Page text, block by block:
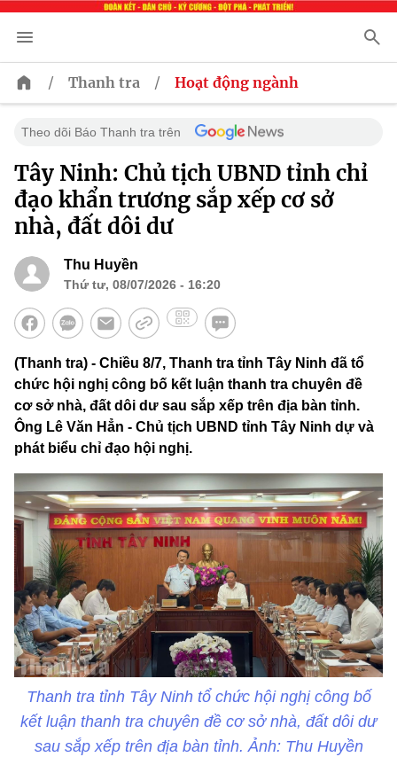
/ Thanh tra / Hoạt động ngành
Theo dõi Báo Thanh tra trên
Tây Ninh: Chủ tịch UBND tỉnh chỉ
đạo khẩn trương sắp xếp cơ sở
nhà, đất dôi dư
Thu Huyền
Thứ tư, 08/07/2026 - 16:20
(Thanh tra) - Chiều 8/7, Thanh tra tỉnh Tây Ninh đã tổ
chức hội nghị công bố kết luận thanh tra chuyên đề
cơ sở nhà, đất dôi dư sau sắp xếp trên địa bàn tỉnh.
Ông Lê Văn Hẳn - Chủ tịch UBND tỉnh Tây Ninh dự và
phát biểu chỉ đạo hội nghị.
Thanh tra tỉnh Tây Ninh tổ chức hội nghị công bố
kết luận thanh tra chuyên đề cơ sở nhà, đất dôi dư
sau sắp xếp trên địa bàn tỉnh. Ảnh: Thu Huyền